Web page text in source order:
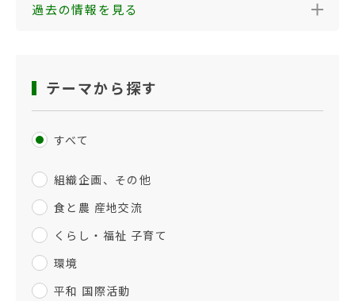
過去の情報を見る
テーマから探す
すべて
組織企画、その他
食と農 産地交流
くらし・福祉 子育て
環境
平和 国際活動